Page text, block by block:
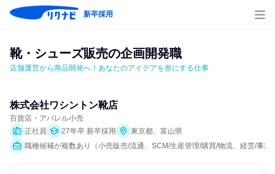
新卒採用
靴・シューズ販売の企画開発職
店舗運営から商品開発へ！あなたのアイデアを形にする仕事
株式会社ワシントン靴店
百貨店・アパレル小売
正社員
27年卒 新卒採用
東京都、富山県
職種候補が複数あり（小売販売/流通、SCM/生産管理/購買/物流、経営/事業